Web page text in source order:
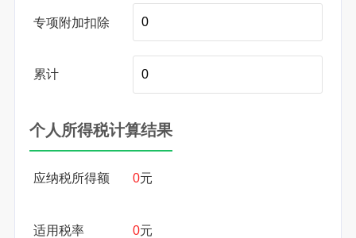
专项附加扣除
累计
个人所得税计算结果
应纳税所得额 0元
适用税率 0元